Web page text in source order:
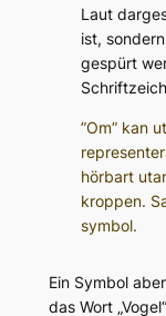
Laut
ist,
gespürt
”Om” kan
hörbart
kroppen.
symbol.
Ein Symbol
das Wort